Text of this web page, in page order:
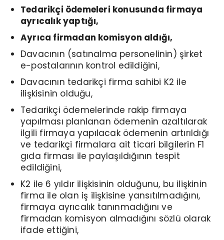
Tedarikçi ödemeleri konusunda firmaya
ayrıcalık yaptığı,
Ayrıca firmadan komisyon aldığı,
Davacının (satınalma personelinin) şirket
e-postalarının kontrol edildiğini,
Davacının tedarikçi firma sahibi K2 ile
ilişkisinin olduğu,
Tedarikçi ödemelerinde rakip firmaya
yapılması planlanan ödemenin azaltılarak
ilgili firmaya yapılacak ödemenin artırıldığı
ve tedarikçi firmalara ait ticari bilgilerin F1
gıda firması ile paylaşıldığının tespit
edildiğini,
K2 ile 6 yıldır ilişkisinin olduğunu, bu ilişkinin
firma ile olan iş ilişkisine yansıtılmadığını,
firmaya ayrıcalık tanınmadığını ve
firmadan komisyon almadığını sözlü olarak
ifade ettiğini,